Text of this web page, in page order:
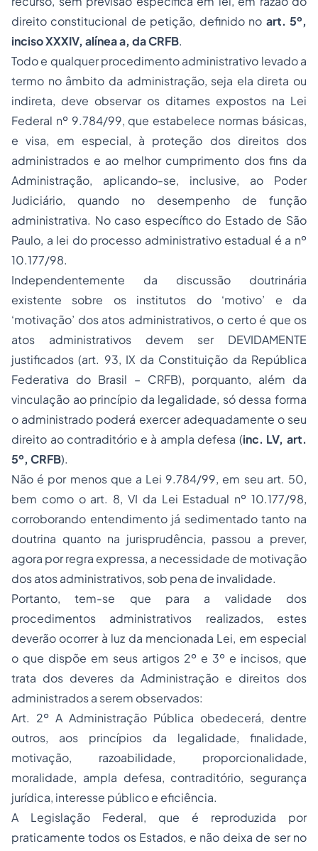
direito constitucional de petição, definido no art. 5º,
inciso XXXIV, alínea a, da CRFB.
Todo e qualquer procedimento administrativo levado a
termo no âmbito da administração, seja ela direta ou
indireta, deve observar os ditames expostos na Lei
Federal nº 9.784/99, que estabelece normas básicas,
e visa, em especial, à proteção dos direitos dos
administrados e ao melhor cumprimento dos fins da
Administração, aplicando-se, inclusive, ao Poder
Judiciário, quando no desempenho de função
administrativa. No caso específico do Estado de São
Paulo, a lei do processo administrativo estadual é a nº
10.177/98.
Independentemente da discussão doutrinária
existente sobre os institutos do ‘motivo’ e da
‘motivação’ dos atos administrativos, o certo é que os
atos administrativos devem ser DEVIDAMENTE
justificados (art. 93, IX da Constituição da República
Federativa do Brasil – CRFB), porquanto, além da
vinculação ao princípio da legalidade, só dessa forma
o administrado poderá exercer adequadamente o seu
direito ao contraditório e à ampla defesa (inc. LV, art.
5º, CRFB).
Não é por menos que a Lei 9.784/99, em seu art. 50,
bem como o art. 8, VI da Lei Estadual nº 10.177/98,
corroborando entendimento já sedimentado tanto na
doutrina quanto na jurisprudência, passou a prever,
agora por regra expressa, a necessidade de motivação
dos atos administrativos, sob pena de invalidade.
Portanto, tem-se que para a validade dos
procedimentos administrativos realizados, estes
deverão ocorrer à luz da mencionada Lei, em especial
o que dispõe em seus artigos 2º e 3º e incisos, que
trata dos deveres da Administração e direitos dos
administrados a serem observados:
Art. 2º A Administração Pública obedecerá, dentre
outros, aos princípios da legalidade, finalidade,
motivação, razoabilidade, proporcionalidade,
moralidade, ampla defesa, contraditório, segurança
jurídica, interesse público e eficiência.
A Legislação Federal, que é reproduzida por
praticamente todos os Estados, e não deixa de ser no